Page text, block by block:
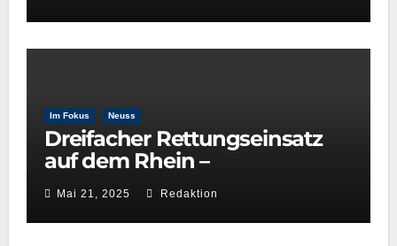
Im Fokus Neuss
Dreifacher Rettungseinsatz
auf dem Rhein –
Wasserwacht Neuss beweist
schnelle Reaktionsfähigkeit
Mai 21, 2025 Redaktion